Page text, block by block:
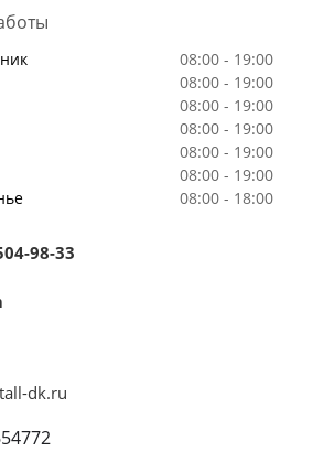
08:00 - 19:00
08:00 - 19:00
08:00 - 19:00
08:00 - 19:00
08:00 - 19:00
08:00 - 19:00
08:00 - 18:00
98-33
dk.ru